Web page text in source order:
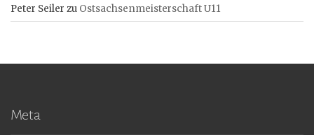
Peter Seiler zu Ostsachsenmeisterschaft U11
Meta